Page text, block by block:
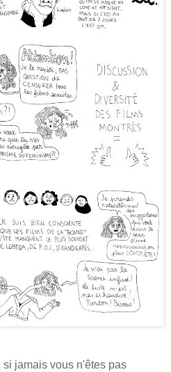
jamais vous n'êtes pas